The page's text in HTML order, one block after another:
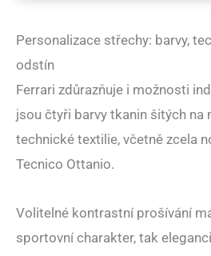
Personalizace střechy: barvy,
odstín
Ferrari zdůrazňuje i možnosti
jsou čtyři barvy tkanin šitých na
technické textilie, včetně zcela
Tecnico Ottanio.
Volitelné kontrastní prošívání
sportovní charakter, tak